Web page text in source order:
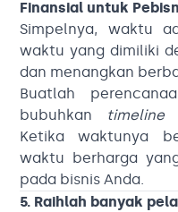
Simpelnya, waktu
waktu yang dimiliki
dan menangkan
Buatlah
bubuhkan timeline
Ketika waktunya
waktu berharga
pada bisnis Anda.
5. Raihlah banyak